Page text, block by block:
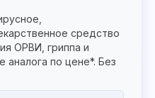
средство
ОРВИ, гриппа и
аналога по цене*. Без